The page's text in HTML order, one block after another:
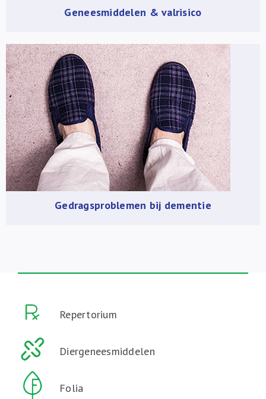
Geneesmiddelen & valrisico
Gedragsproblemen bij dementie
Repertorium
Diergeneesmiddelen
Folia